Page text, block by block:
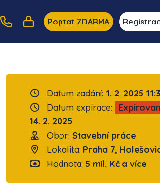
Poptat ZDARMA
Datum zadání: 1. 2. 2025
Datum expirace:
14. 2. 2025
Obor: Stavební práce
Lokalita: Praha 7,
Hodnota: 5 mil. Kč a více